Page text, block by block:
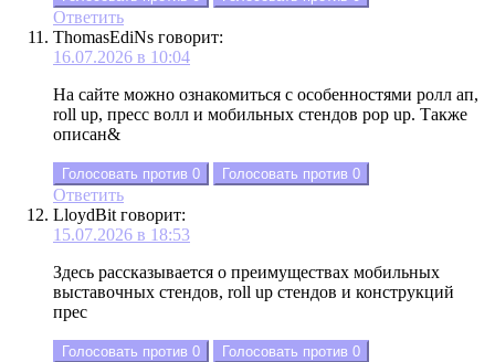
Ответить
ThomasEdiNs говорит:
16.07.2026 в 10:04
На сайте можно ознакомиться с особенностями ролл ап,
roll up, пресс волл и мобильных стендов pop up. Также
описан&
Голосовать против 0 Голосовать против 0
Ответить
LloydBit говорит:
15.07.2026 в 18:53
Здесь рассказывается о преимуществах мобильных
выставочных стендов, roll up стендов и конструкций
прес
Голосовать против 0 Голосовать против 0